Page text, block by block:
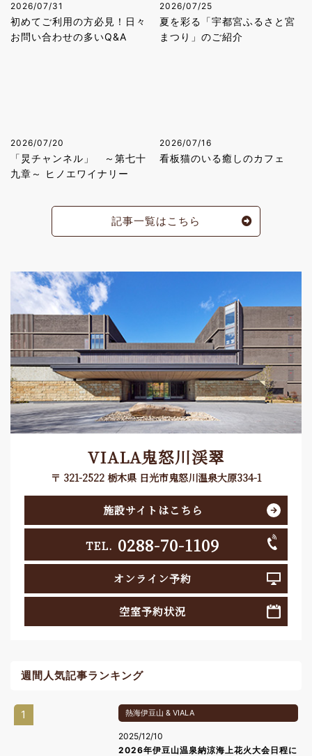
2026/07/31
初めてご利用の方必見！日々
お問い合わせの多いQ&A
2026/07/25
夏を彩る「宇都宮ふるさと宮
まつり」のご紹介
2026/07/20
「炅チャンネル」 ～第七十
九章～ ヒノエワイナリー
2026/07/16
看板猫のいる癒しのカフェ
記事一覧はこちら
VIALA鬼怒川渓翠
〒 321-2522 栃木県 日光市鬼怒川温泉大原334-1
施設サイトはこちら
TEL. 0288-70-1109
オンライン予約
空室予約状況
週間人気記事ランキング
1 熱海伊豆山 & VIALA
2025/12/10
2026年伊豆山温泉納涼海上花火大会日程に